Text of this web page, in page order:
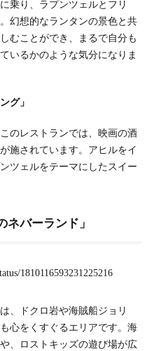
乗り、ラプンツェルとフリ
幻想的なランタンの景色と共
むことができ、まるで自分も
いるかのような気分になりま
グ」
のレストランでは、映画の酒
施されています。アヒルをイ
ツェルをテーマにしたスイー
バーランド」
1810116593231225216
、ドクロ岩や海賊船ジョリ
心をくすぐるエリアです。海
、ロストキッズの遊び場が広